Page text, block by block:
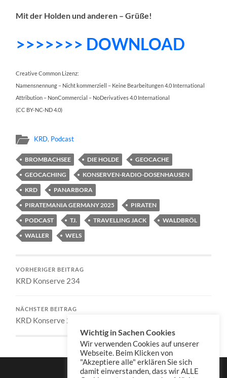
Mit der Holden und anderen – Grüße!
>>>>>>> DOWNLOAD
Creative Common Lizenz:
Namensnennung – Nicht kommerziell – Keine Bearbeitungen 4.0 International
Attribution – NonCommercial – NoDerivatives 4.0 International
(CC BY-NC-ND 4.0)
KRD, Podcast
BROMBACHSEE DIE HOLDE
GEOCACHE
GEOCACHING
KONSERVEN-RADIO-DOSENHAUSEN
KRD
PANARBORA
PIRATEMANIA GERMANY 2025
PIRATEN
PODCAST
TJ. TRAVELLING JACK
WALDBRÖL
WALLER
WELS
VORHERIGER BEITRAG
KRD Konserve 234
NÄCHSTER BEITRAG
KRD Konserve 236
Wichtig in Sachen Cookies
Wir verwenden Cookies auf unserer
Webseite. Beim Klicken von
"Akzeptiere alle" erklären Sie sich
damit einverstanden, dass wir ALLE